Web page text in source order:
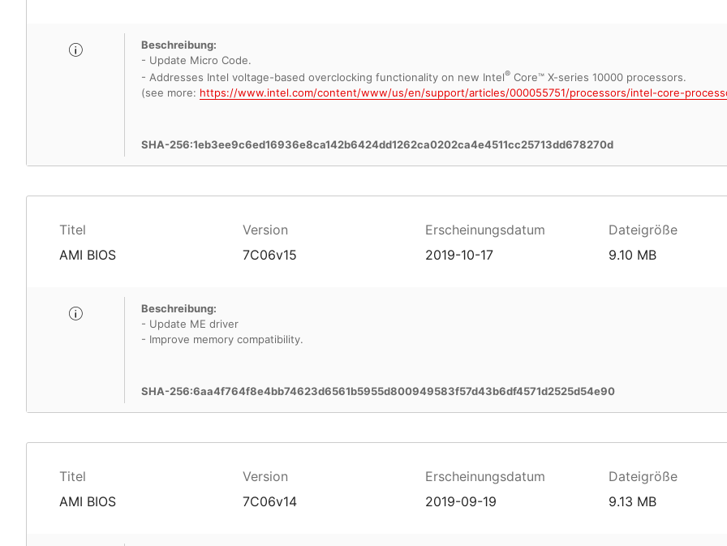
Beschreibung:
- Update Micro Code.
- Addresses Intel voltage-based overclocking functionality on new Intel® Core™ X-series 10000 processors.
(see more: https://www.intel.com/content/www/us/en/support/articles/000055751/processors/intel-core-
SHA-256:1eb3ee9c6ed16936e8ca142b6424dd1262ca0202ca4e4511cc25713dd678270d
Titel Version Erscheinungsdatum Dateigröße
AMI BIOS 7C06v15 2019-10-17 9.10 MB
Beschreibung:
- Update ME driver
- Improve memory compatibility.
SHA-256:6aa4f764f8e4bb74623d6561b5955d800949583f57d43b6df4571d2525d54e90
Titel Version Erscheinungsdatum Dateigröße
AMI BIOS 7C06v14 2019-09-19 9.13 MB